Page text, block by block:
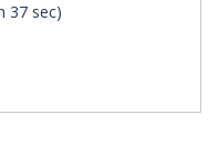
37 sec)